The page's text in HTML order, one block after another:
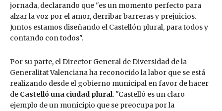
jornada, declarando que "es un momento perfecto para
alzar la voz por el amor, derribar barreras y prejuicios.
Juntos estamos diseñando el Castellón plural, para todos y
contando con todos".
Por su parte, el Director General de Diversidad de la
Generalitat Valenciana ha reconocido la labor que se está
realizando desde el gobierno municipal en favor de hacer
de Castelló una ciudad plural. "Castelló es un claro
ejemplo de un municipio que se preocupa por la